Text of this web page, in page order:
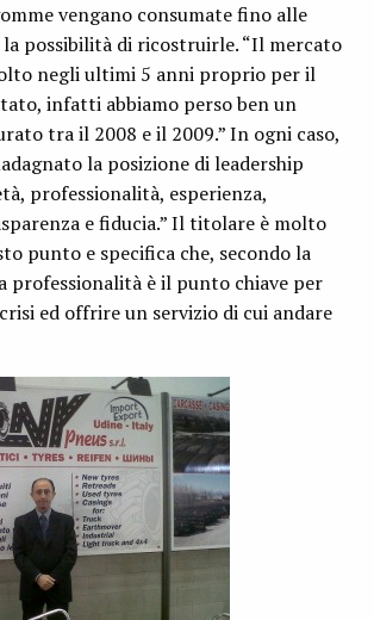
vengano consumate fino alle
possibilità di ricostruirle. “Il mercato
negli ultimi 5 anni proprio per il
infatti abbiamo perso ben un
tra il 2008 e il 2009.” In ogni caso,
la posizione di leadership
professionalità, esperienza,
e fiducia.” Il titolare è molto
punto e specifica che, secondo la
professionalità è il punto chiave per
ed offrire un servizio di cui andare